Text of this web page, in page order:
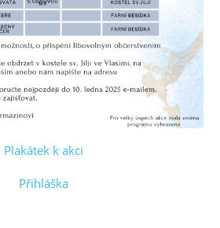
Plakátek k akci
Přihláška